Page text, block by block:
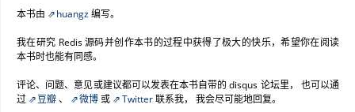
本书由 huangz编写。
我在研究 Redis 源码并创作本书的过程中获得了极大的快乐，希望你在阅读
本书时也能有同感。
评论、问题、意见或建议都可以发表在本书自带的 disqus 论坛里， 也可以通
过
豆瓣、 微博或 Twitter联系我， 我会尽可能地回复。